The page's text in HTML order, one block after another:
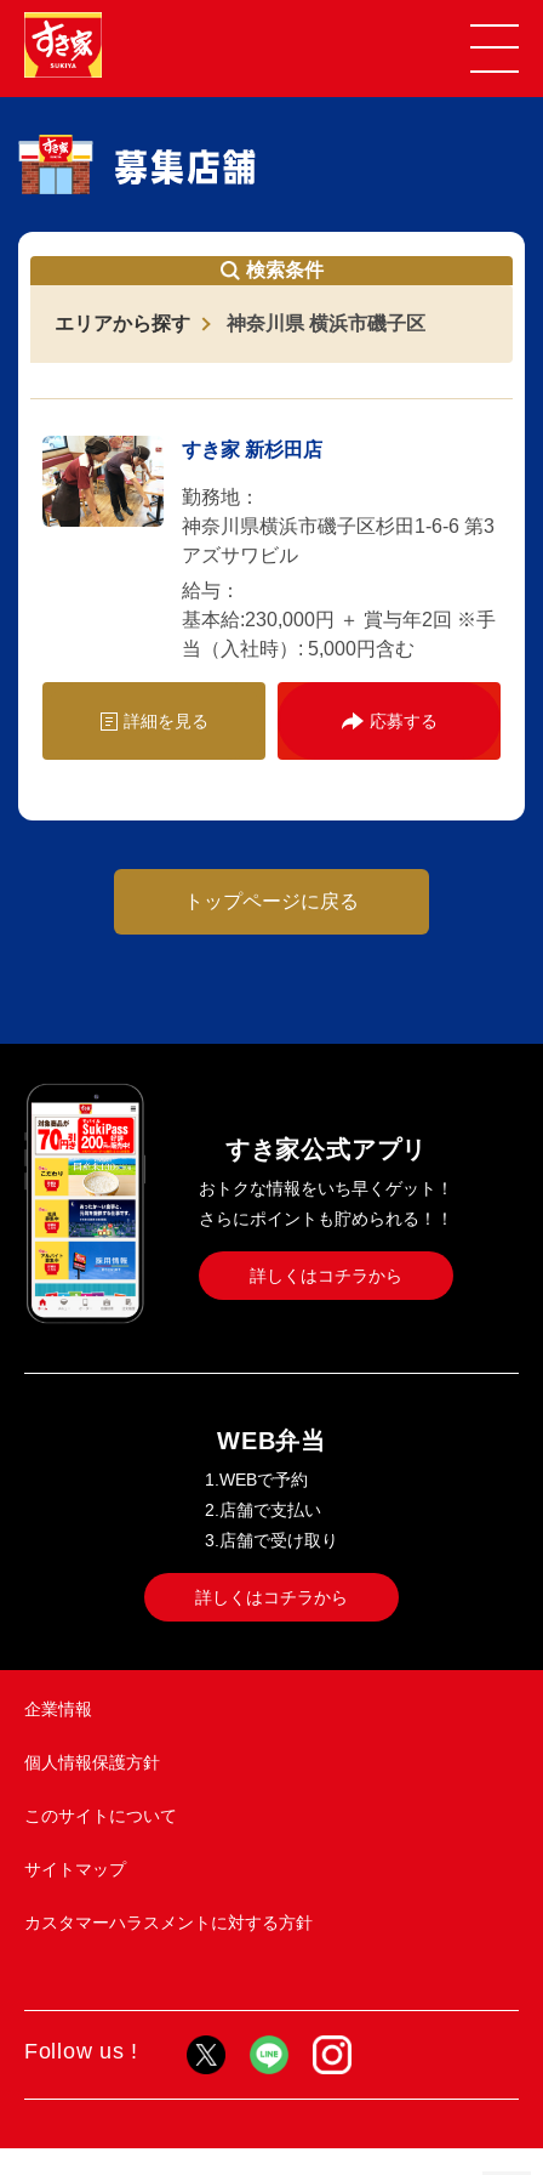
検索条件
エリアから探す 神奈川県 横浜市磯子区
すき家 新杉田店
勤務地：
神奈川県横浜市磯子区杉田1-6-6 第3
アズサワビル
給与：
基本給:230,000円 ＋ 賞与年2回 ※手
当（入社時）: 5,000円含む
詳細を見る 応募する
トップページに戻る
すき家公式アプリ
おトクな情報をいち早くゲット！
さらにポイントも貯められる！！
詳しくはコチラから
WEB弁当
1.WEBで予約
2.店舗で支払い
3.店舗で受け取り
詳しくはコチラから
企業情報
個人情報保護方針
このサイトについて
サイトマップ
カスタマーハラスメントに対する方針
Follow us !